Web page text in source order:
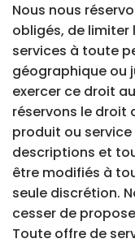
Nous nous
obligés, de limiter
services à toute
géographique ou
exercer ce droit
réservons le droit
produit ou
descriptions et
être modifiés à
seule discrétion.
cesser de
Toute offre de